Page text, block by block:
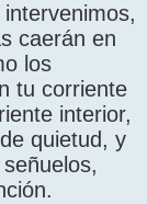
caerán en
los
tu corriente
interior,
quietud, y